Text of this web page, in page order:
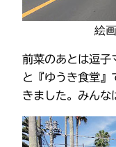
絵
前菜のあとは逗子
と『ゆうき食堂』
きました。みんな